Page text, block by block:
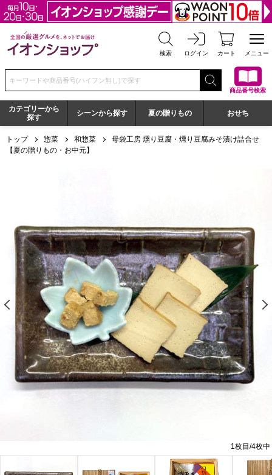
全国の厳選グルメを、ネットでお届け イオンショップ
検索 ログイン カート メニュー
検索キーワードまたは商品番号を入力してください
商品番号検索
カテゴリーから
探す
シーンから探す 夏の贈りもの おせち
トップ 惣菜 和惣菜
母袋工房 燻り豆腐・燻り豆腐みそ漬け詰合せ
【夏の贈りもの・お中元】
前の画像を表示する
1枚目/4枚中